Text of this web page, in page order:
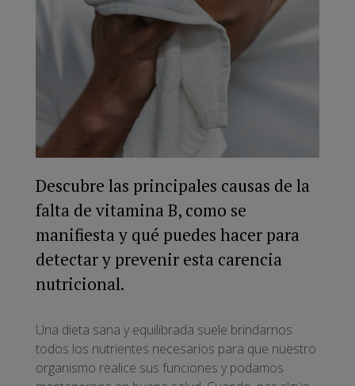
Descubre las principales causas de la
falta de vitamina B, como se
manifiesta y qué puedes hacer para
detectar y prevenir esta carencia
nutricional.
Una dieta sana y equilibrada suele brindarnos
todos los nutrientes necesarios para que nuestro
organismo realice sus funciones y podamos